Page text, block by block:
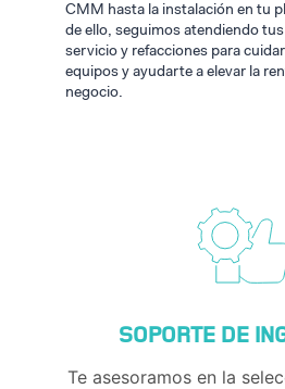
CMM hasta la instalación en tu
de ello, seguimos atendiendo
servicio y refacciones para
equipos y ayudarte a elevar la
negocio.
SOPORTE DE
Te asesoramos en la